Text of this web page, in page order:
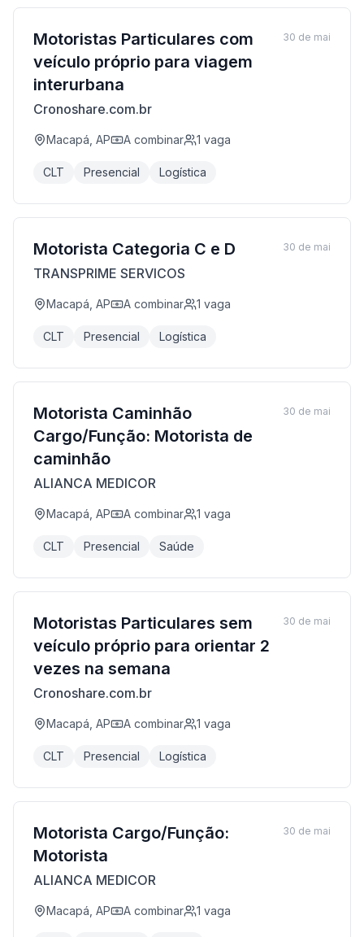
Motoristas Particulares com
veículo próprio para viagem
interurbana
Cronoshare.com.br
Macapá, AP A combinar 1 vaga
CLT Presencial Logística
30 de mai
Motorista Categoria C e D
TRANSPRIME SERVICOS
Macapá, AP A combinar 1 vaga
CLT Presencial Logística
30 de mai
Motorista Caminhão
Cargo/Função: Motorista de
caminhão
ALIANCA MEDICOR
Macapá, AP A combinar 1 vaga
CLT Presencial Saúde
30 de mai
Motoristas Particulares sem
veículo próprio para orientar 2
vezes na semana
Cronoshare.com.br
Macapá, AP A combinar 1 vaga
CLT Presencial Logística
30 de mai
Motorista Cargo/Função:
Motorista
ALIANCA MEDICOR
Macapá, AP A combinar 1 vaga
30 de mai